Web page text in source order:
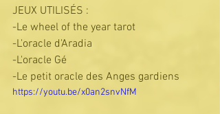
JEUX UTILISÉS :
-Le wheel of the year tarot
-L'oracle d'Aradia
-L'oracle Gé
-Le petit oracle des Anges gardiens
https://youtu.be/x0an2snvNfM